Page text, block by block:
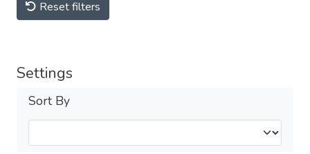
Reset filters
Settings
Sort By